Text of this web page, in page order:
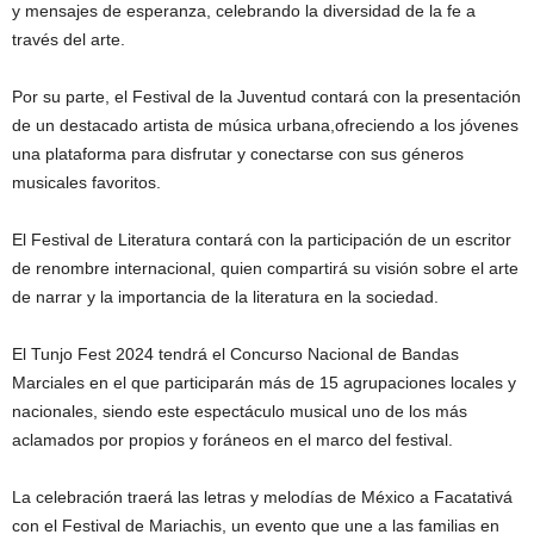
y mensajes de esperanza, celebrando la diversidad de la fe a
través del arte.
Por su parte, el Festival de la Juventud contará con la presentación
de un destacado artista de música urbana,ofreciendo a los jóvenes
una plataforma para disfrutar y conectarse con sus géneros
musicales favoritos.
El Festival de Literatura contará con la participación de un escritor
de renombre internacional, quien compartirá su visión sobre el arte
de narrar y la importancia de la literatura en la sociedad.
El Tunjo Fest 2024 tendrá el Concurso Nacional de Bandas
Marciales en el que participarán más de 15 agrupaciones locales y
nacionales, siendo este espectáculo musical uno de los más
aclamados por propios y foráneos en el marco del festival.
La celebración traerá las letras y melodías de México a Facatativá
con el Festival de Mariachis, un evento que une a las familias en